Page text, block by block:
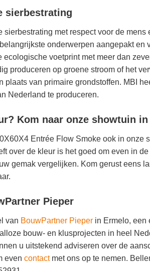
sierbestrating
sierbestrating met respect voor de
onderwerpen aangepakt en
ecologische voetprint met meer dan
produceren op groene stroom of het
plaats van primaire grondstoffen. MBI
Nederland te produceren.
Kom naar onze showtuin
Entrée Flow Smoke ook in onze
over de kleur is het goed om even in
gemak vergelijken. Kom gerust eens
Pieper
van BouwPartner Pieper in Ermelo, een
bouw- en klusprojecten in heel
u uitstekend adviseren over de
evencontactmet ons op te nemen.